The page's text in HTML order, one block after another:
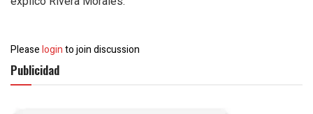
Pleaseloginto join discussion
Publicidad